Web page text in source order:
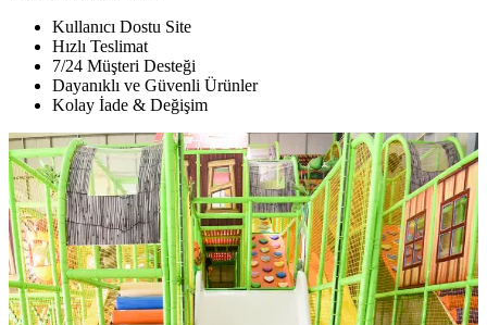
Kullanıcı Dostu Site
Hızlı Teslimat
7/24 Müşteri Desteği
Dayanıklı ve Güvenli Ürünler
Kolay İade & Değişim